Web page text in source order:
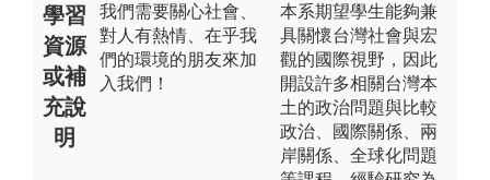
學習
資源
或補
充說
明
我們需要關心社會、
對人有熱情、在乎我
們的環境的朋友來加
入我們！
本系期望學生能夠兼
具關懷台灣社會與宏
觀的國際視野，因此
開設許多相關台灣本
土的政治問題與比較
政治、國際關係、兩
岸關係、全球化問題